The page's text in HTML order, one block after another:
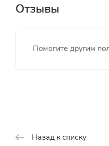
Отзывы
Помогите другим
Назад к списку